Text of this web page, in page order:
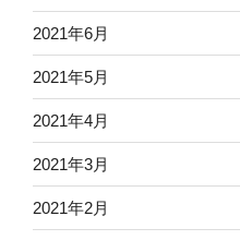
2021年6月
2021年5月
2021年4月
2021年3月
2021年2月